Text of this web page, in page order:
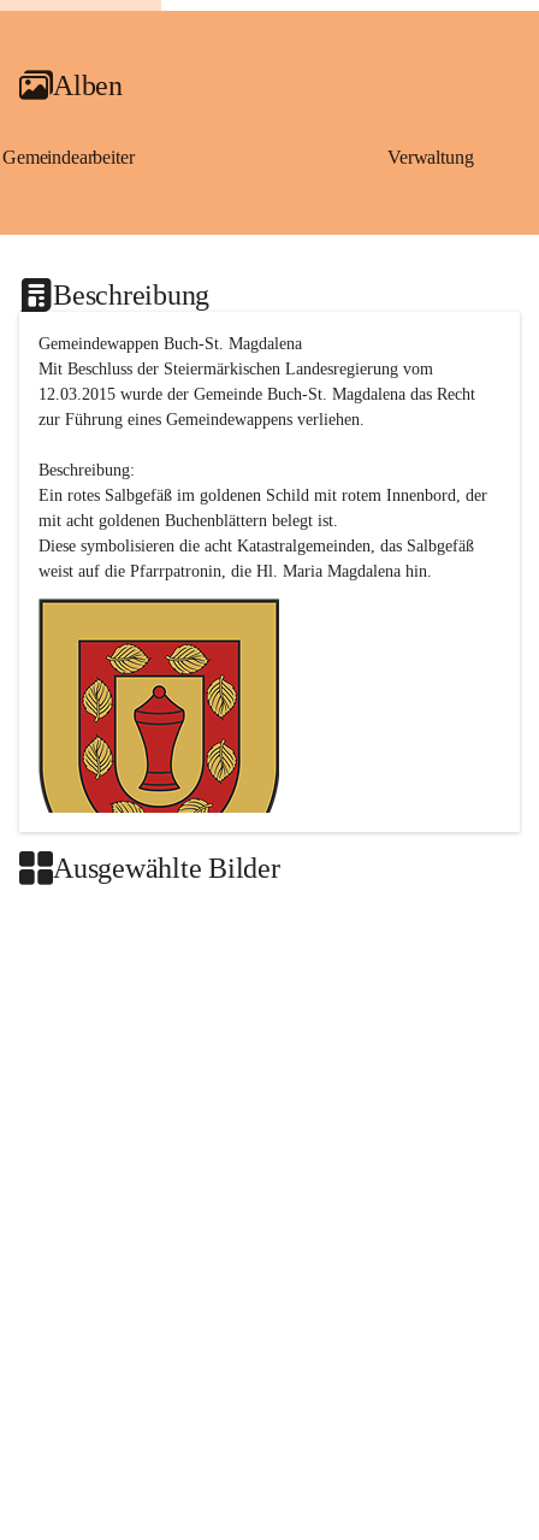
Alben
Gemeindearbeiter Verwaltung
Beschreibung
Gemeindewappen Buch-St. Magdalena
Mit Beschluss der Steiermärkischen Landesregierung vom
12.03.2015 wurde der Gemeinde Buch-St. Magdalena das Recht
zur Führung eines Gemeindewappens verliehen.
Beschreibung:
Ein rotes Salbgefäß im goldenen Schild mit rotem Innenbord, der
mit acht goldenen Buchenblättern belegt ist.
Diese symbolisieren die acht Katastralgemeinden, das Salbgefäß
Ausgewählte Bilder